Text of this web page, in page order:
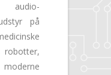
audio-
på
robotter,